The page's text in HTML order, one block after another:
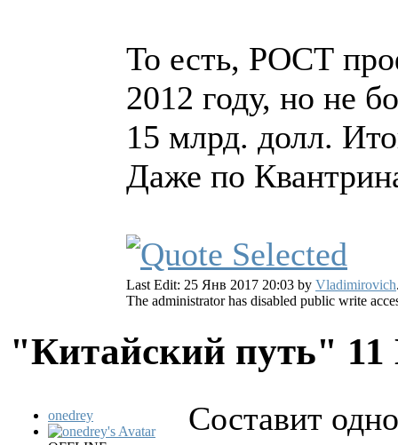
То есть, РОСТ
2012 году, но не
15 млрд. долл.
Даже по
Last Edit: 25 Янв 2017 20:03 by Vladimirovich
The administrator has disabled public write
"Китайский путь"
onedrey
Составит